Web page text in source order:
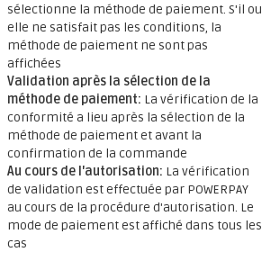
sélectionne la méthode de paiement. S'il ou
elle ne satisfait pas les conditions, la
méthode de paiement ne sont pas
affichées
Validation après la sélection de la
méthode de paiement: La vérification de la
conformité a lieu après la sélection de la
méthode de paiement et avant la
confirmation de la commande
Au cours de l'autorisation: La vérification
de validation est effectuée par POWERPAY
au cours de la procédure d'autorisation. Le
mode de paiement est affiché dans tous les
cas